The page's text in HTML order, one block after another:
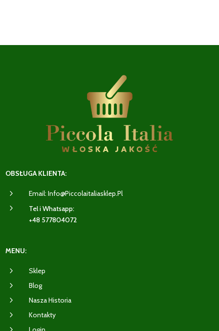
OBSŁUGA KLIENTA:
5 Email: Info@piccolaitaliasklep.pl
5
Tel i Whatsapp:
+48 577804072
MENU:
5 Sklep
5 Blog
5 Nasza Historia
5 Kontakty